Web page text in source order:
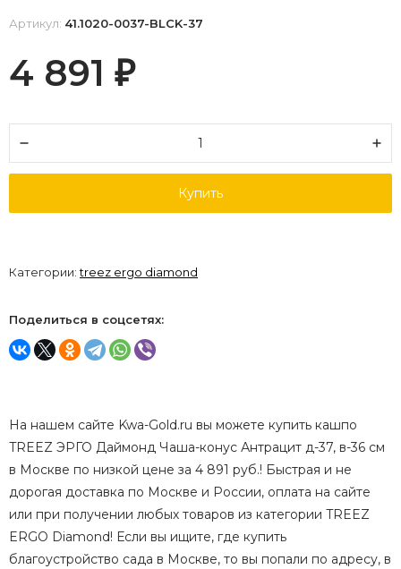
Артикул: 41.1020-0037-BLCK-37
4 891 ₽
Купить
Категории:treez ergo diamond
Поделиться в соцсетях:
На нашем сайте Kwa-Gold.ru вы можете купить кашпо
TREEZ ЭРГО Даймонд Чаша-конус Антрацит д-37, в-36 см
в Москве по низкой цене за 4 891 руб.! Быстрая и не
дорогая доставка по Москве и России, оплата на сайте
или при получении любых товаров из категории TREEZ
ERGO Diamond! Если вы ищите, где купить
благоустройство сада в Москве, то вы попали по адресу, в